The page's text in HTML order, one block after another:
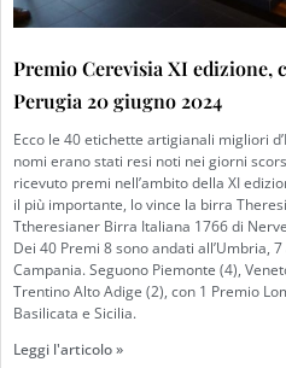
Premio Cerevisia XI edizione,
Perugia 20 giugno 2024
Ecco le 40 etichette artigianali migliori
nomi erano stati resi noti nei giorni
ricevuto premi nell’ambito della XI
il più importante, lo vince la birra
Ttheresianer Birra Italiana 1766 di
Dei 40 Premi 8 sono andati all’Umbria,
Campania. Seguono Piemonte (4),
Trentino Alto Adige (2), con 1 Premio
Basilicata e Sicilia.
Leggi l'articolo »